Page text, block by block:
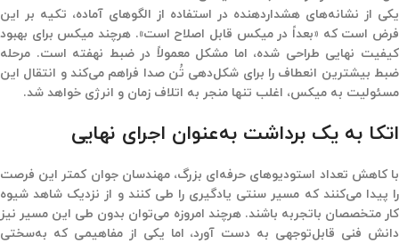
یکی از نشانه‌های هشداردهنده در استفاده از الگوهای آماده، تکیه بر این
فرض است که «بعداً در میکس قابل اصلاح است». هرچند میکس برای بهبود
کیفیت نهایی طراحی شده، اما مشکل معمولاً در ضبط نهفته است. مرحله
ضبط بیشترین انعطاف را برای شکل‌دهی تُن صدا فراهم می‌کند و انتقال این
مسئولیت به میکس، اغلب تنها منجر به اتلاف زمان و انرژی خواهد شد.
اتکا به یک برداشت به‌عنوان اجرای نهایی
با کاهش تعداد استودیوهای حرفه‌ای بزرگ، مهندسان جوان کمتر این فرصت
را پیدا می‌کنند که مسیر سنتی یادگیری را طی کنند و از نزدیک شاهد شیوه
کار متخصصان باتجربه باشند. هرچند امروزه می‌توان بدون طی این مسیر نیز
دانش فنی قابل‌توجهی به دست آورد، اما یکی از مفاهیمی که به‌سختی